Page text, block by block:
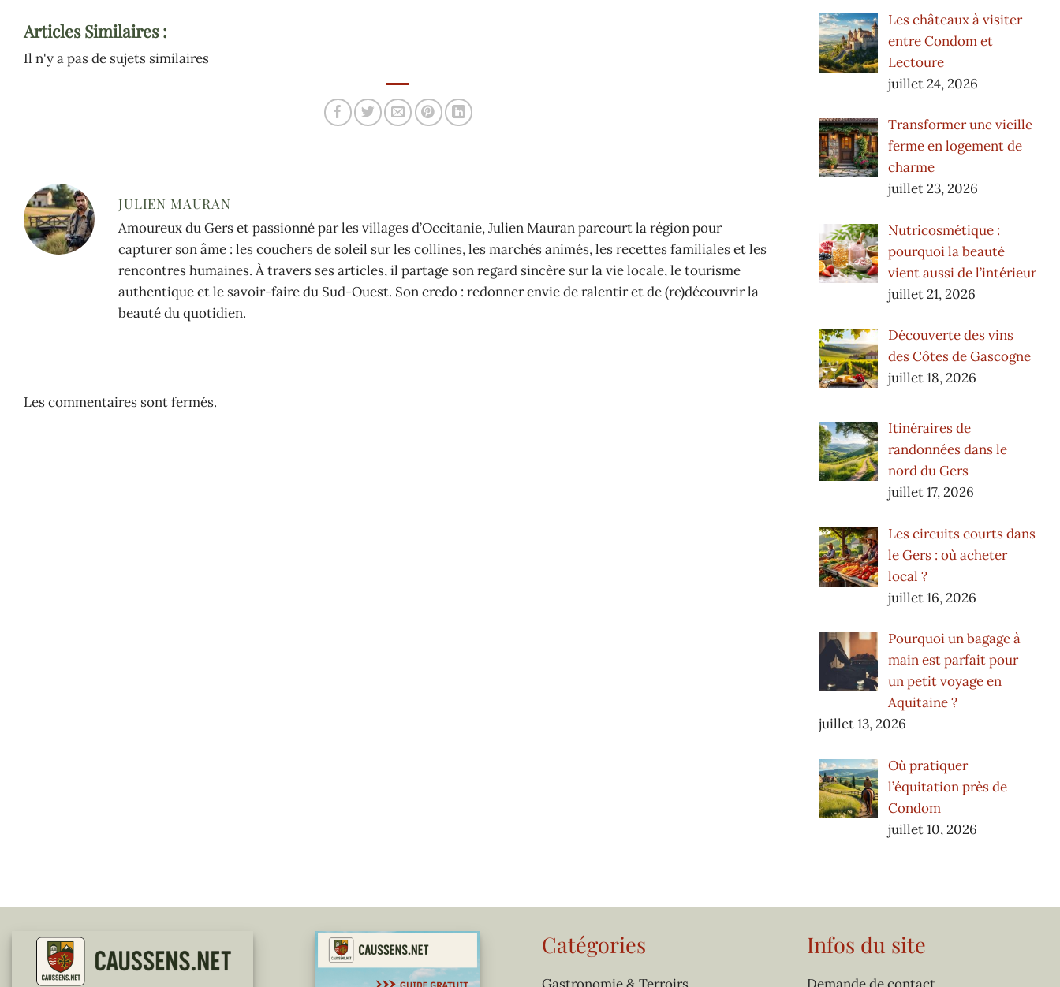
Articles Similaires :
Il n'y a pas de sujets similaires
JULIEN MAURAN
Amoureux du Gers et passionné par les villages d’Occitanie, Julien Mauran parcourt la région pour
capturer son âme : les couchers de soleil sur les collines, les marchés animés, les recettes familiales et les
rencontres humaines. À travers ses articles, il partage son regard sincère sur la vie locale, le tourisme
authentique et le savoir-faire du Sud-Ouest. Son credo : redonner envie de ralentir et de (re)découvrir la
beauté du quotidien.
Les commentaires sont fermés.
Les châteaux à visiter
entre Condom et
Lectoure
juillet 24, 2026
Transformer une vieille
ferme en logement de
charme
juillet 23, 2026
Nutricosmétique :
pourquoi la beauté
vient aussi de l’intérieur
juillet 21, 2026
Découverte des vins
des Côtes de Gascogne
juillet 18, 2026
Itinéraires de
randonnées dans le
nord du Gers
juillet 17, 2026
Les circuits courts dans
le Gers : où acheter
local ?
juillet 16, 2026
Pourquoi un bagage à
main est parfait pour
un petit voyage en
Aquitaine ?
juillet 13, 2026
Où pratiquer
l’équitation près de
Condom
juillet 10, 2026
Catégories Infos du site